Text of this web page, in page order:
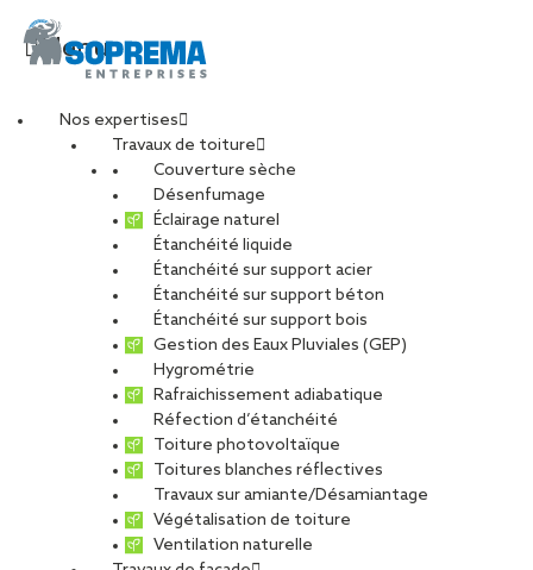
Menu
Nos expertises
Travaux de toiture
Couverture sèche
Désenfumage
Éclairage naturel
Étanchéité liquide
Étanchéité sur support acier
Étanchéité sur support béton
Étanchéité sur support bois
Gestion des Eaux Pluviales (GEP)
Hygrométrie
Rafraichissement adiabatique
Réfection d’étanchéité
Toiture photovoltaïque
Toitures blanches réflectives
Travaux sur amiante/Désamiantage
Végétalisation de toiture
Ventilation naturelle
VOIR LES PHOTOS